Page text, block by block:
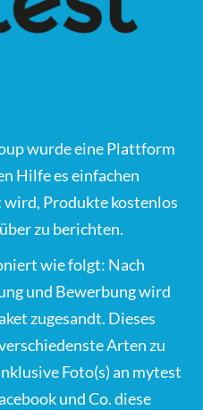
wurde eine Plattform
Hilfe es einfachen
Produkte kostenlos
zu berichten.
wie folgt: Nach
und Bewerbung wird
zugesandt. Dieses
Arten zu
Foto(s) an mytest
und Co. diese